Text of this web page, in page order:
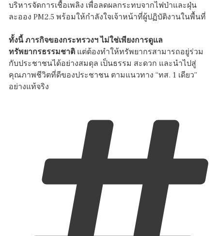
บริหารจัดการเชื้อเพลิง เพื่อลดผลกระทบจากไฟป่าและฝุ่น
ละออง PM2.5 พร้อมให้กำลังใจเจ้าหน้าที่ผู้ปฏิบัติงานในพื้นที่
ทั้งนี้ ภารกิจของกระทรวงฯ ไม่ใช่เพียงการดูแล
ทรัพยากรธรรมชาติ แต่ต้องทำให้ทรัพยากรสามารถอยู่ร่วม
กับประชาชนได้อย่างสมดุล เป็นธรรม สะดวก และนำไปสู่
คุณภาพชีวิตที่ดีของประชาชน ตามแนวทาง “ทส. 1 เดียว”
อย่างแท้จริง